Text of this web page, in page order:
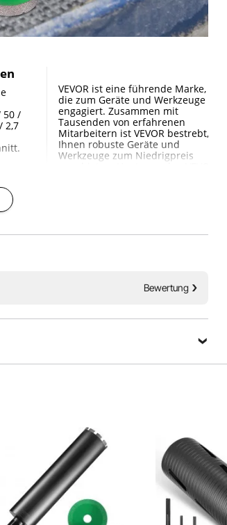
50 /
2,7
VEVOR ist eine führende Marke,
die zum Geräte und Werkzeuge
engagiert. Zusammen mit
Tausenden von erfahrenen
Mitarbeitern ist VEVOR bestrebt,
Ihnen robuste Geräte und
Werkzeuge zum Niedrigpreis
Leichter Umtausch &
Bewertung
dazu.Danke im Vorraus.mfg
Adapter separat verkauft. Wir werden Ihre
die Vielfalt unserer Verkäufe zu erhöhen. Wir
Ware.